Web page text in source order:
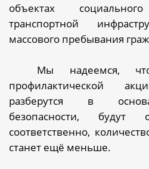
объектах
транспортной
массового пребывания
Мы надеемся,
профилактической
разберутся в
безопасности, будут
соответственно,
станет ещё меньше.